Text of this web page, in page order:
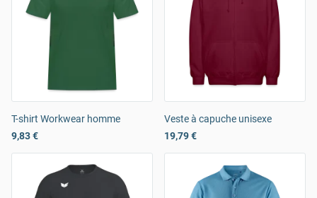
T-shirt Workwear homme
9,83 €
Veste à capuche unisexe
19,79 €